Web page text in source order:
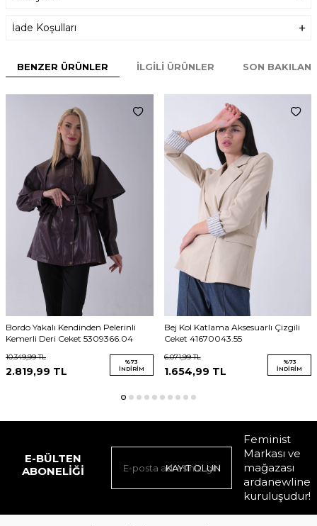
İade Koşulları
BENZER ÜRÜNLER İLGILI ÜRÜNLER SON
Bordo Yakalı Kendinden Pelerinli
Kemerli Deri Ceket 5309366.04
10.349,99TL
2.819,99 TL
%73
İNDIRIM
Bej Kol Katlama Aksesuarlı Çizgili
Ceket 41670043.55
6.071,99TL
1.654,99 TL
%73
İNDIRIM
E-BÜLTEN
ABONELIĞI
KAYIT OLUN
Feminist
Markası ve
mağazası
ardanewline
kuruluşudur!